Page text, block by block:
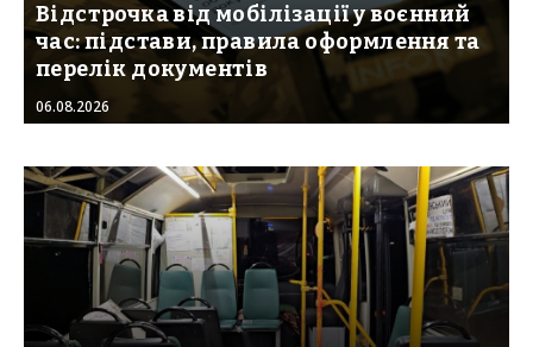
Відстрочка від мобілізації у воєнний
час: підстави, правила оформлення та
перелік документів
06.08.2026